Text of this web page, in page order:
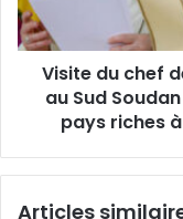
Visite du chef
au Sud
pays riches
Articles